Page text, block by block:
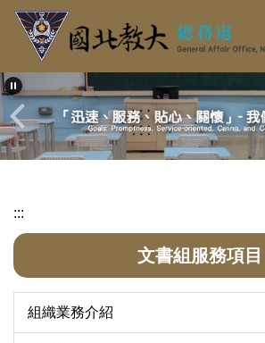
跳
要
內
容
區
:::
文書組服務項目
組織業務介紹